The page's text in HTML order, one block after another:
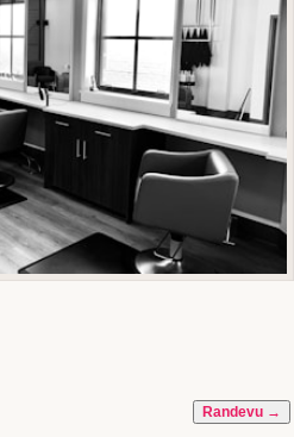
Randevu →